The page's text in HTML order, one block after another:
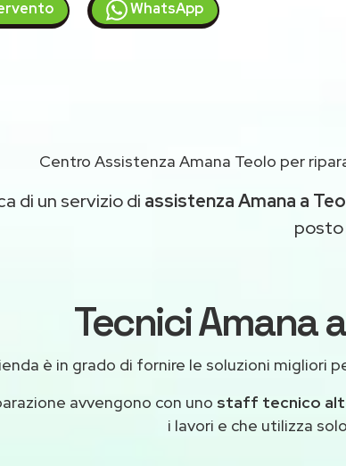
WhatsApp
Centro Assistenza Amana Teolo per
di un servizio di assistenza Amana a
posto
Tecnici Amana
è in grado di fornire le soluzioni migliori
avvengono con uno staff tecnico
i lavori e che utilizza solo